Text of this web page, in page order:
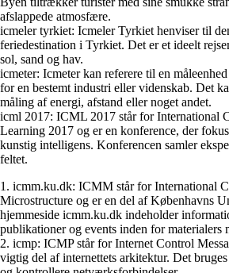
afslappede atmosfære.
icmeler tyrkiet: Icmeler Tyrkiet henviser til
feriedestination i Tyrkiet. Det er et ideelt
sol, sand og hav.
icmeter: Icmeter kan referere til en
for en bestemt industri eller videnskab. Det
måling af energi, afstand eller noget andet.
icml 2017: ICML 2017 står for International
Learning 2017 og er en konference, der
kunstig intelligens. Konferencen samler
feltet.
1. icmm.ku.dk: ICMM står for International
Microstructure og er en del af Københavns
hjemmeside icmm.ku.dk indeholder
publikationer og events inden for materialers
2. icmp: ICMP står for Internet Control
vigtig del af internettets arkitektur. Det